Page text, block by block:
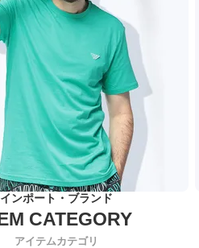
インポート・ブランド
アイテムカテゴリ